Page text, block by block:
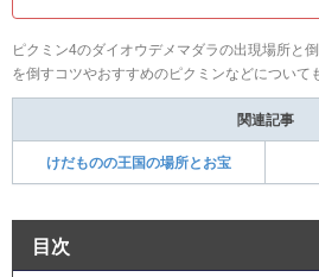
ピクミン4のダイオウデメマダラの出現場所と
を倒すコツやおすすめのピクミンなどについて
関連記事
けだものの王国の場所とお宝
目次